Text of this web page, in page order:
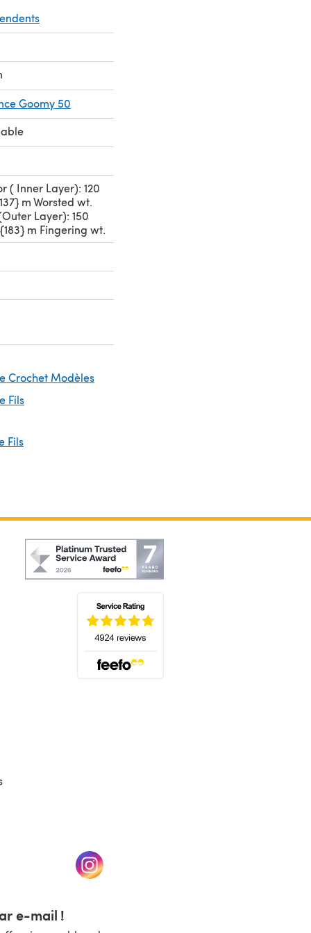
Goomy 50
( Inner Layer): 120
m Worsted wt.
Layer): 150
m Fingering wt.
Crochet Modèles
Fils
Fils
nouvel onglet) (s'ouvre dans un nouvel onglet)
e-mail !